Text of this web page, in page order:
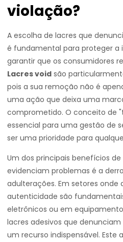
violação?
A escolha de lacres que
é fundamental para proteger a
garantir que os consumidores
Lacres void são
pois a sua remoção não é
uma ação que deixa uma
comprometido. O conceito de
essencial para uma gestão de
ser uma prioridade para
Um dos principais benefícios
evidenciam problemas é a
adulterações. Em setores onde
autenticidade são
eletrônicos ou em
lacres adesivos que
um recurso indispensável. Este